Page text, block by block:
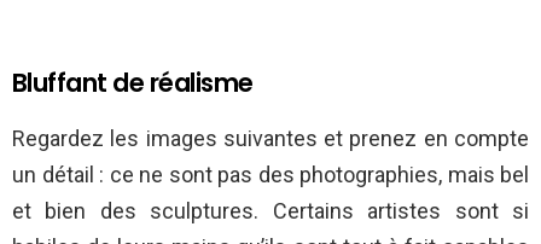
Bluffant de réalisme
Regardez les images suivantes et prenez en compte
un détail : ce ne sont pas des photographies, mais bel
et bien des sculptures. Certains artistes sont si